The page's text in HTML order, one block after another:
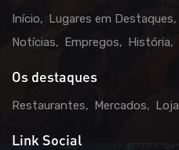
Início Lugares em Destaques
Notícias
Empregos História
Os destaques
Restaurantes Mercados
Link Social